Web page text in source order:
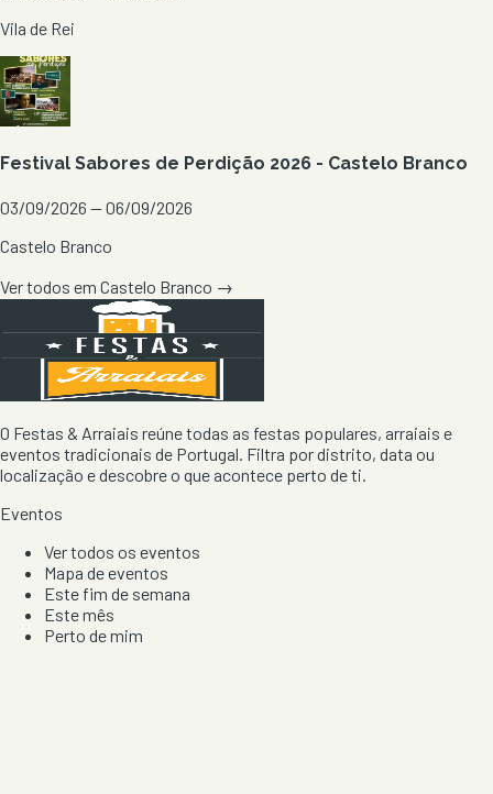
Vila de Rei
Festival Sabores de Perdição 2026 - Castelo Branco
03/09/2026 — 06/09/2026
Castelo Branco
Ver todos em Castelo Branco →
O Festas & Arraiais reúne todas as festas populares, arraiais e
eventos tradicionais de Portugal. Filtra por distrito, data ou
localização e descobre o que acontece perto de ti.
Eventos
Ver todos os eventos
Mapa de eventos
Este fim de semana
Este mês
Perto de mim